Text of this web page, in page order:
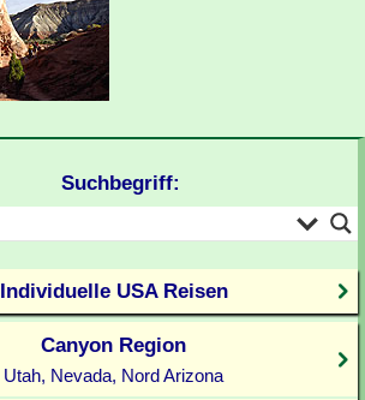
Suchbegriff:
Individuelle USA Reisen
Canyon Region
Utah, Nevada, Nord Arizona